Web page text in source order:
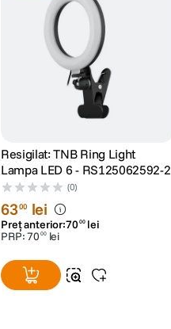
Resigilat: TNB Ring Light
Lampa LED 6 - RS125062592-2
(0)
6300 lei
Preț anterior:70 00 lei
PRP:70 00 lei